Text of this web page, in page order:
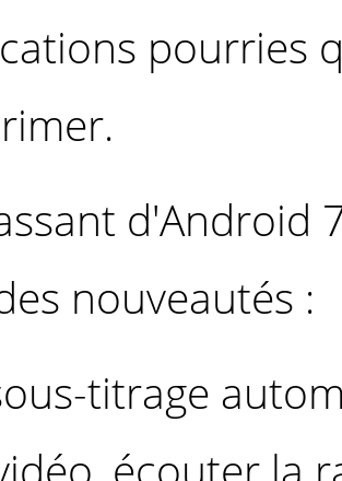
pourries
d'Android
nouveautés :
titrage